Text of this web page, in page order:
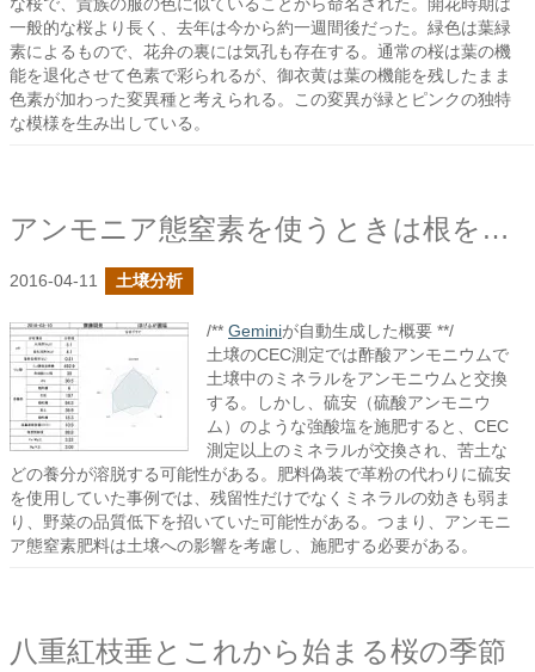
一般的な桜より長く、去年は今から約一週間後だった。緑色は葉緑
素によるもので、花弁の裏には気孔も存在する。通常の桜は葉の機
能を退化させて色素で彩られるが、御衣黄は葉の機能を残したまま
色素が加わった変異種と考えられる。この変異が緑とピンクの独特
な模様を生み出している。
アンモニア態窒素を使うときは根を意識すべき？
2016-04-11 土壌分析
/** Geminiが自動生成した概要 **/
土壌のCEC測定では酢酸アンモニウムで
土壌中のミネラルをアンモニウムと交換
する。しかし、硫安（硫酸アンモニウ
ム）のような強酸塩を施肥すると、CEC
測定以上のミネラルが交換され、苦土な
どの養分が溶脱する可能性がある。肥料偽装で革粉の代わりに硫安
を使用していた事例では、残留性だけでなくミネラルの効きも弱ま
り、野菜の品質低下を招いていた可能性がある。つまり、アンモニ
ア態窒素肥料は土壌への影響を考慮し、施肥する必要がある。
八重紅枝垂とこれから始まる桜の季節